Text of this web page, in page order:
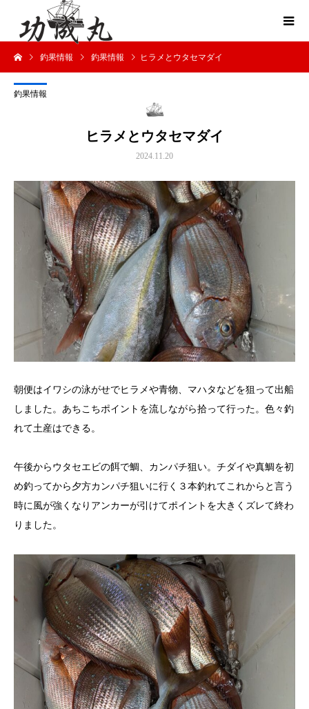
釣果情報 釣果情報 ヒラメとウタセマダイ
釣果情報
ヒラメとウタセマダイ
2024.11.20
朝便はイワシの泳がせでヒラメや青物、マハタなどを狙って出船
しました。あちこちポイントを流しながら拾って行った。色々釣
れて土産はできる。
午後からウタセエビの餌で鯛、カンパチ狙い。チダイや真鯛を初
め釣ってから夕方カンパチ狙いに行く３本釣れてこれからと言う
時に風が強くなりアンカーが引けてポイントを大きくズレて終わ
りました。